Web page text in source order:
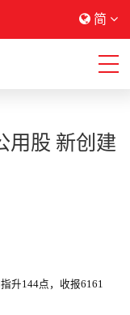
简
用股 新创建
升144点，收报6161